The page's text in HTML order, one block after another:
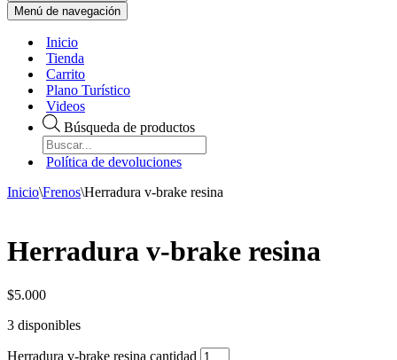
Menú de navegación
Inicio
Tienda
Carrito
Plano Turístico
Videos
Búsqueda de productos
Política de devoluciones
Inicio\Frenos\Herradura v-brake resina
Herradura v-brake resina
$5.000
3 disponibles
Herradura v-brake resina cantidad